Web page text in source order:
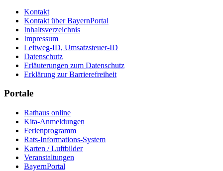
Kontakt
Kontakt über BayernPortal
Inhaltsverzeichnis
Impressum
Leitweg-ID, Umsatzsteuer-ID
Datenschutz
Erläuterungen zum Datenschutz
Erklärung zur Barrierefreiheit
Portale
Rathaus online
Kita-Anmeldungen
Ferienprogramm
Rats-Informations-System
Karten / Luftbilder
Veranstaltungen
BayernPortal